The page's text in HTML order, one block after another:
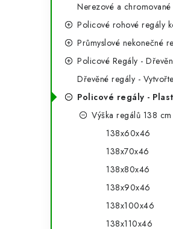
í
p
Nerezové a
Policové rohové regály
Průmyslové nekonečné
Policové Regály -
Dřevěné regály -
Policové regály -
Výška regálů 138 cm
138x60x46
138x70x46
138x80x46
138x90x46
138x100x46
138x110x46